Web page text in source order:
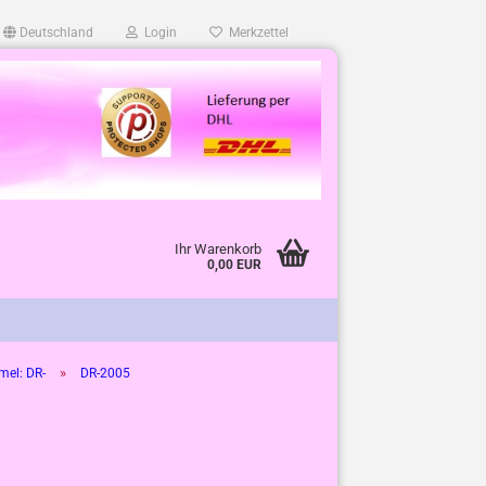
Deutschland Login Merkzettel
Ihr Warenkorb
0,00 EUR
DR- » DR-2005